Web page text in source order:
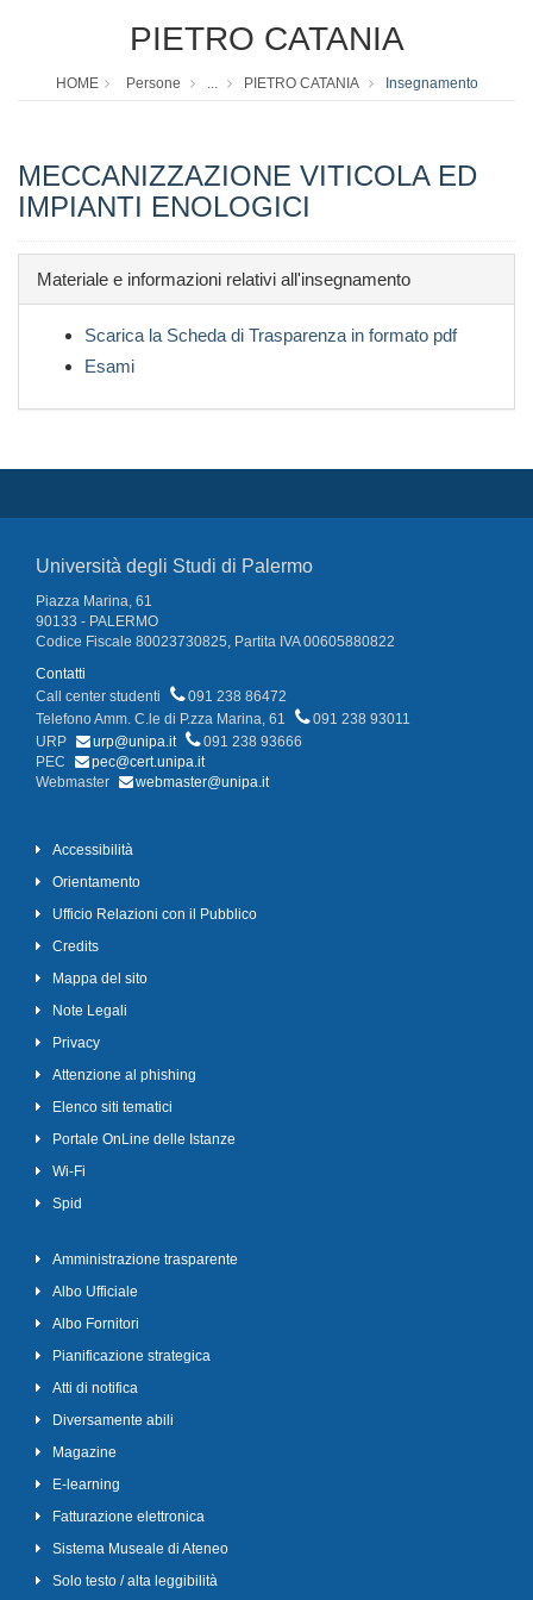
PIETRO CATANIA
HOME Persone ... PIETRO CATANIA Insegnamento
MECCANIZZAZIONE VITICOLA ED
IMPIANTI ENOLOGICI
Materiale e informazioni relativi all'insegnamento
Scarica la Scheda di Trasparenza in formato pdf
Esami
Università degli Studi di Palermo
Piazza Marina, 61
90133 - PALERMO
Codice Fiscale 80023730825, Partita IVA 00605880822
Contatti
Call center studenti
091 238 86472
Telefono Amm. C.le di P.zza Marina, 61
091 238 93011
URP
urp@unipa.it
091 238 93666
PEC
pec@cert.unipa.it
Webmaster
webmaster@unipa.it
Accessibilità
Orientamento
Ufficio Relazioni con il Pubblico
Credits
Mappa del sito
Note Legali
Privacy
Attenzione al phishing
Elenco siti tematici
Portale OnLine delle Istanze
Wi-Fi
Spid
Amministrazione trasparente
Albo Ufficiale
Albo Fornitori
Pianificazione strategica
Atti di notifica
Diversamente abili
Magazine
E-learning
Fatturazione elettronica
Sistema Museale di Ateneo
Solo testo / alta leggibilità